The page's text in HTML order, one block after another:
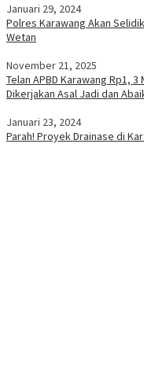
Januari 29, 2024
Polres Karawang Akan
Wetan
November 21, 2025
Telan APBD Karawang Rp1,
Dikerjakan Asal Jadi dan
Januari 23, 2024
Parah! Proyek Drainase di